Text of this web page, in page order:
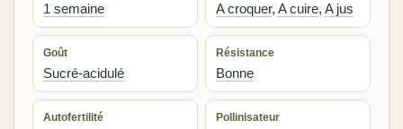
1 semaine A croquer, A cuire, A jus
Goût
Sucré-acidulé
Résistance
Bonne
Autofertilité Pollinisateur